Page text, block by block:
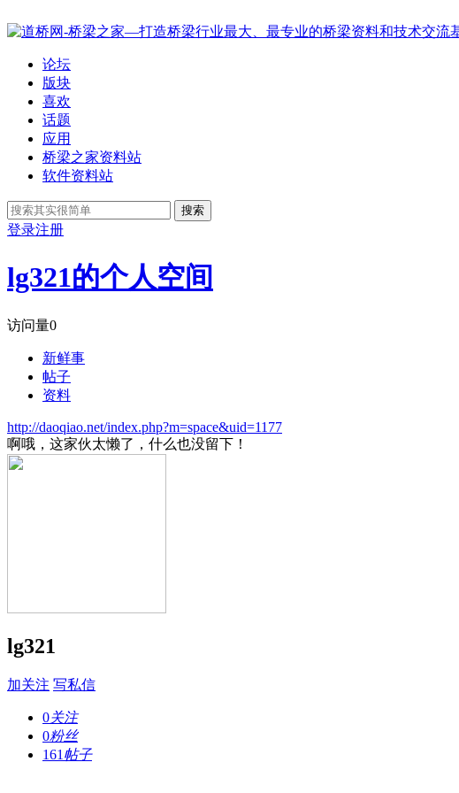
论坛
版块
喜欢
话题
应用
桥梁之家资料站
软件资料站
搜索
登录注册
lg321的个人空间
访问量0
新鲜事
帖子
资料
http://daoqiao.net/index.php?m=space&uid=1177
啊哦，这家伙太懒了，什么也没留下！
lg321
加关注 写私信
0关注
0粉丝
161 帖子